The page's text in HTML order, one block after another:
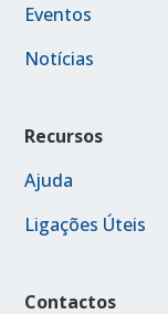
Eventos
Notícias
Recursos
Ajuda
Ligações Úteis
Contactos